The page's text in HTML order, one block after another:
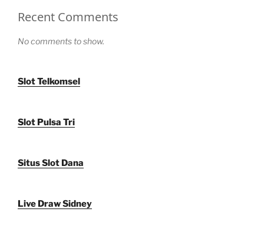
Recent Comments
No comments to show.
Slot Telkomsel
Slot Pulsa Tri
Situs Slot Dana
Live Draw Sidney